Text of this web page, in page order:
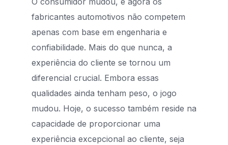
fabricantes automotivos não competem
apenas com base em engenharia e
confiabilidade. Mais do que nunca, a
experiência do cliente se tornou um
diferencial crucial. Embora essas
qualidades ainda tenham peso, o jogo
mudou. Hoje, o sucesso também reside na
capacidade de proporcionar uma
experiência excepcional ao cliente, seja